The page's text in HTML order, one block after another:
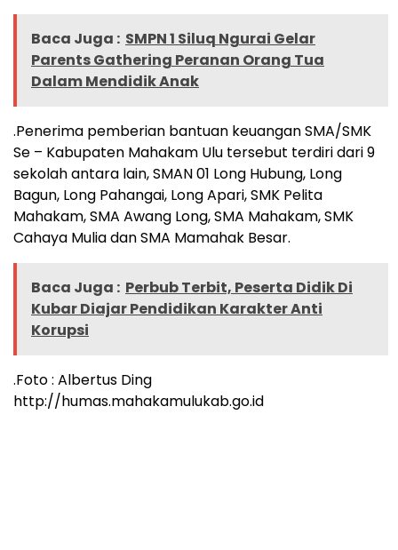
Baca Juga : SMPN 1 Siluq Ngurai Gelar
Parents Gathering Peranan Orang Tua
Dalam Mendidik Anak
.Penerima pemberian bantuan keuangan SMA/SMK
Se – Kabupaten Mahakam Ulu tersebut terdiri dari 9
sekolah antara lain, SMAN 01 Long Hubung, Long
Bagun, Long Pahangai, Long Apari, SMK Pelita
Mahakam, SMA Awang Long, SMA Mahakam, SMK
Cahaya Mulia dan SMA Mamahak Besar.
Baca Juga : Perbub Terbit, Peserta Didik Di
Kubar Diajar Pendidikan Karakter Anti
Korupsi
.Foto : Albertus Ding
http://humas.mahakamulukab.go.id